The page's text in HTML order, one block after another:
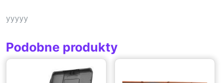
yyyyy
Podobne produkty